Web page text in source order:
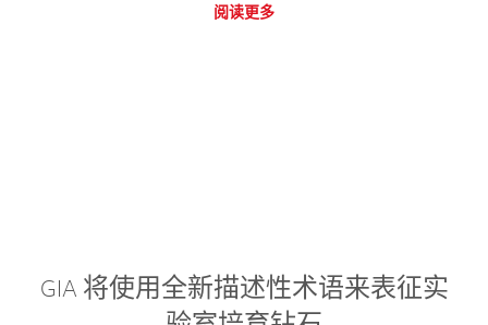
阅读更多
GIA 将使用全新描述性术语来表征实